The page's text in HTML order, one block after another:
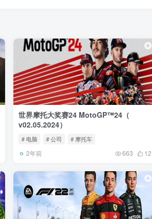
世界摩托大奖赛24 MotoGP™24（
v02.05.2024）
# 电脑 # 公司 # 摩托车
2年前 663 12